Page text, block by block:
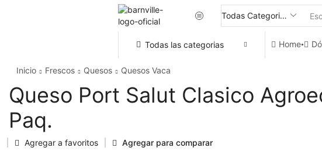
Todas las categorias Home
Inicio Frescos Quesos Quesos Vaca
Queso Port Salut Clasico
Paq.
Agregar a favoritos Agregar para comparar